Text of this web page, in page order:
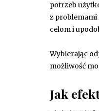
potrzeb
z problemami
celom i
Wybierając
możliwość
Jak